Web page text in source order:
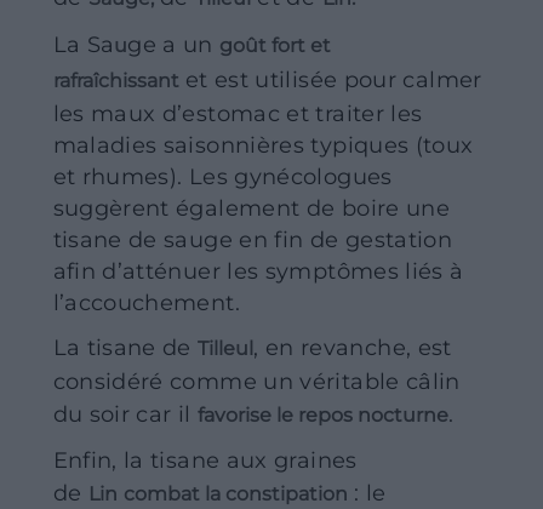
La Sauge a un goût fort et
rafraîchissant et est utilisée pour calmer
les maux d’estomac et traiter les
maladies saisonnières typiques (toux
et rhumes). Les gynécologues
suggèrent également de boire une
tisane de sauge en fin de gestation
afin d’atténuer les symptômes liés à
l’accouchement.
La tisane deTilleul , en revanche, est
considéré comme un véritable câlin
du soir car il favorise le repos nocturne.
Enfin, la tisane aux graines
de Lin combat la constipation : le